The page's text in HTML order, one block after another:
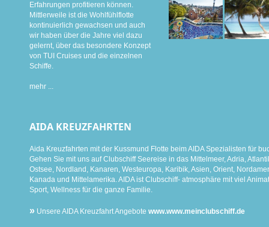
Erfahrungen profitieren können.
Mittlerweile ist die Wohlfühlflotte
kontinuierlich gewachsen und auch
wir haben über die Jahre viel dazu
gelernt, über das besondere Konzept
von TUI Cruises und die einzelnen
Schiffe.
mehr ...
AIDA KREUZFAHRTEN
Aida Kreuzfahrten mit der Kussmund Flotte beim AIDA Spezialisten für
Gehen Sie mit uns auf Clubschiff Seereise in das Mittelmeer, Adria,
Ostsee, Nordland, Kanaren, Westeuropa, Karibik, Asien, Orient,
Kanada und Mittelamerika. AIDA ist Clubschiff- atmosphäre mit viel
Sport, Wellness für die ganze Familie.
» Unsere AIDA Kreuzfahrt Angebote www.www.meinclubschiff.de